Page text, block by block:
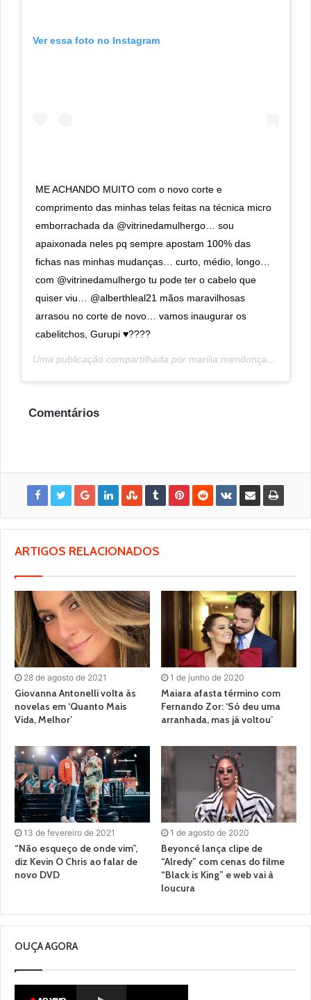
Ver essa foto no Instagram
ME ACHANDO MUITO com o novo corte e
comprimento das minhas telas feitas na técnica micro
emborrachada da @vitrinedamulhergo… sou
apaixonada neles pq sempre apostam 100% das
fichas nas minhas mudanças… curto, médio, longo…
com @vitrinedamulhergo tu pode ter o cabelo que
quiser viu… @alberthleal21 mãos maravilhosas
arrasou no corte de novo… vamos inaugurar os
cabelitchos, Gurupi ♥️????
Uma publicação compartilhada por marilia mendonça
Comentários
ARTIGOS RELACIONADOS
28 de agosto de 2021
Giovanna Antonelli volta às
novelas em ‘Quanto Mais
Vida, Melhor’
1 de junho de 2020
Maiara afasta término com
Fernando Zor: ‘Só deu uma
arranhada, mas já voltou’
13 de fevereiro de 2021
“Não esqueço de onde vim”,
diz Kevin O Chris ao falar de
novo DVD
1 de agosto de 2020
Beyoncé lança clipe de
“Alredy” com cenas do filme
“Black is King” e web vai à
loucura
OUÇA AGORA